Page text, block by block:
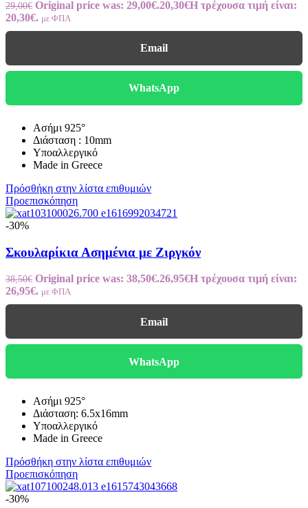
29,00€ Original price was: 29,00€.20,30€Η τρέχουσα τιμή είναι:
20,30€. με ΦΠΑ
Email
WhatsApp
Ασήμι 925°
Διάσταση : 10mm
Υποαλλεργικό
Made in Greece
Πρόσθήκη στην λίστα επιθυμιών
Προεπισκόπηση
-30%
Σκουλαρίκια Ασημένια με Ζιργκόν
38,50€ Original price was: 38,50€.26,95€Η τρέχουσα τιμή είναι:
26,95€. με ΦΠΑ
Email
WhatsApp
Ασήμι 925°
Διάσταση: 6.5x16mm
Υποαλλεργικό
Made in Greece
Πρόσθήκη στην λίστα επιθυμιών
Προεπισκόπηση
-30%